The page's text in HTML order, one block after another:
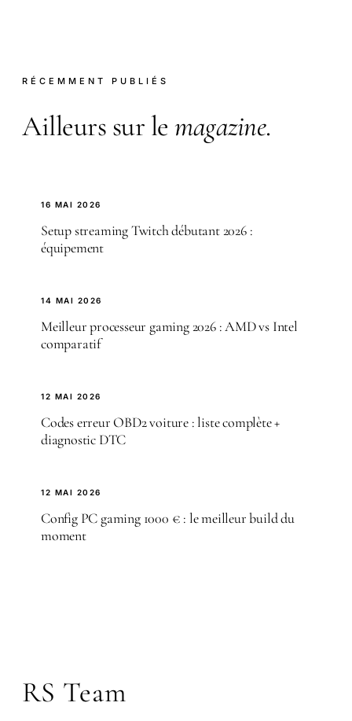
RÉCEMMENT PUBLIÉS
Ailleurs sur le magazine.
16 MAI 2026
Setup streaming Twitch débutant 2026 :
équipement
14 MAI 2026
Meilleur processeur gaming 2026 : AMD vs Intel
comparatif
12 MAI 2026
Codes erreur OBD2 voiture : liste complète +
diagnostic DTC
12 MAI 2026
Config PC gaming 1000 € : le meilleur build du
moment
RS Team